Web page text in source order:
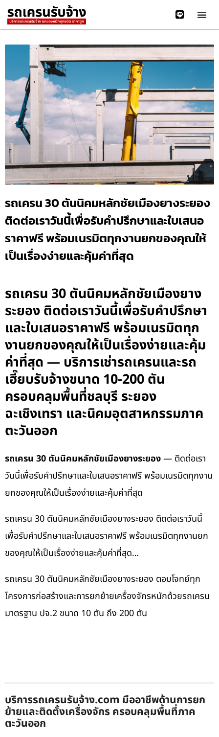
รถเครน 30 ตันนิคมหลักชัยเมืองยางระยอง
ติดต่อเราวันนี้เพื่อรับคำปรึกษาและใบเสนอ
ราคาฟรี พร้อมเนรมิตทุกงานยกของคุณให้
เป็นเรื่องง่ายและคุ้มค่าที่สุด
รถเครน 30 ตันนิคมหลักชัยเมืองยาง
ระยอง ติดต่อเราวันนี้เพื่อรับคำปรึกษา
และใบเสนอราคาฟรี พร้อมเนรมิตทุก
งานยกของคุณให้เป็นเรื่องง่ายและคุ้ม
ค่าที่สุด — บริการเช่ารถเครนและรถ
เฮี๊ยบรับจ้างขนาด 10-200 ตัน
ครอบคลุมพื้นที่ชลบุรี ระยอง
ฉะเชิงเทรา และนิคมอุตสาหกรรมภาค
ตะวันออก
รถเครน 30 ตันนิคมหลักชัยเมืองยางระยอง— ติดต่อเรา
วันนี้เพื่อรับคำปรึกษาและใบเสนอราคาฟรี พร้อมเนรมิตทุกงาน
ยกของคุณให้เป็นเรื่องง่ายและคุ้มค่าที่สุด
รถเครน 30 ตันนิคมหลักชัยเมืองยางระยอง ติดต่อเราวันนี้
เพื่อรับคำปรึกษาและใบเสนอราคาฟรี พร้อมเนรมิตทุกงานยก
ของคุณให้เป็นเรื่องง่ายและคุ้มค่าที่สุด…
รถเครน 30 ตันนิคมหลักชัยเมืองยางระยอง ตอบโจทย์ทุก
โครงการก่อสร้างและการยกย้ายเครื่องจักรหนักด้วยรถเครน
มาตรฐาน ปจ.2 ขนาด 10 ตัน ถึง 200 ตัน
บริการรถเครนรับจ้าง.com มืออาชีพด้านการยก
ย้ายและติดตั้งเครื่องจักร ครอบคลุมพื้นที่ภาค
ตะวันออก